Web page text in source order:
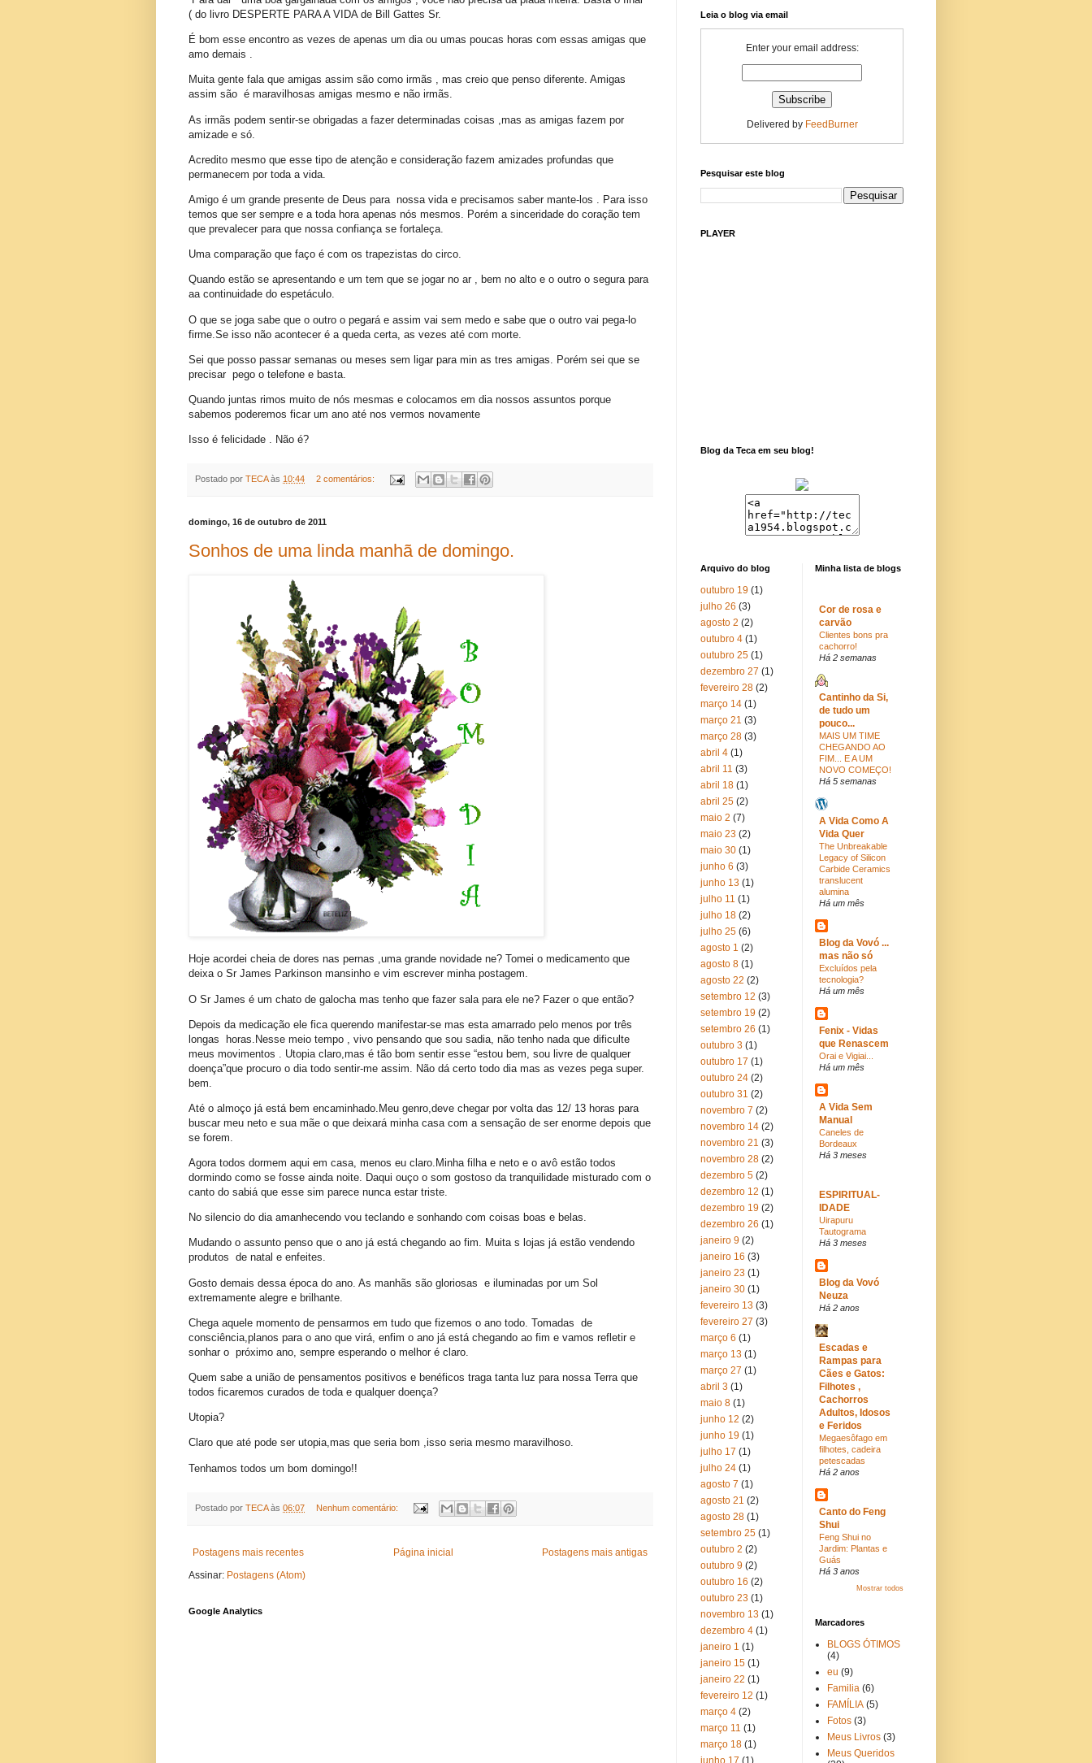
( do livro DESPERTE PARA A VIDA de Bill Gattes Sr.
É bom esse encontro as vezes de apenas um dia ou umas poucas horas com essas amigas que
amo demais .
Muita gente fala que amigas assim são como irmãs , mas creio que penso diferente. Amigas
assim são é maravilhosas amigas mesmo e não irmãs.
As irmãs podem sentir-se obrigadas a fazer determinadas coisas ,mas as amigas fazem por
amizade e só.
Acredito mesmo que esse tipo de atenção e consideração fazem amizades profundas que
permanecem por toda a vida.
Amigo é um grande presente de Deus para nossa vida e precisamos saber mante-los . Para isso
temos que ser sempre e a toda hora apenas nós mesmos. Porém a sinceridade do coração tem
que prevalecer para que nossa confiança se fortaleça.
Uma comparação que faço é com os trapezistas do circo.
Quando estão se apresentando e um tem que se jogar no ar , bem no alto e o outro o segura para
aa continuidade do espetáculo.
O que se joga sabe que o outro o pegará e assim vai sem medo e sabe que o outro vai pega-lo
firme.Se isso não acontecer é a queda certa, as vezes até com morte.
Sei que posso passar semanas ou meses sem ligar para min as tres amigas. Porém sei que se
precisar pego o telefone e basta.
Quando juntas rimos muito de nós mesmas e colocamos em dia nossos assuntos porque
sabemos poderemos ficar um ano até nos vermos novamente
Isso é felicidade . Não é?
Postado por TECA às 10:44 2 comentários:
domingo, 16 de outubro de 2011
Sonhos de uma linda manhã de domingo.
Hoje acordei cheia de dores nas pernas ,uma grande novidade ne? Tomei o medicamento que
deixa o Sr James Parkinson mansinho e vim escrever minha postagem.
O Sr James é um chato de galocha mas tenho que fazer sala para ele ne? Fazer o que então?
Depois da medicação ele fica querendo manifestar-se mas esta amarrado pelo menos por três
longas horas.Nesse meio tempo , vivo pensando que sou sadia, não tenho nada que dificulte
meus movimentos . Utopia claro,mas é tão bom sentir esse “estou bem, sou livre de qualquer
doença”que procuro o dia todo sentir-me assim. Não dá certo todo dia mas as vezes pega super.
bem.
Até o almoço já está bem encaminhado.Meu genro,deve chegar por volta das 12/ 13 horas para
buscar meu neto e sua mãe o que deixará minha casa com a sensação de ser enorme depois que
se forem.
Agora todos dormem aqui em casa, menos eu claro.Minha filha e neto e o avô estão todos
dormindo como se fosse ainda noite. Daqui ouço o som gostoso da tranquilidade misturado com o
canto do sabiá que esse sim parece nunca estar triste.
No silencio do dia amanhecendo vou teclando e sonhando com coisas boas e belas.
Mudando o assunto penso que o ano já está chegando ao fim. Muita s lojas já estão vendendo
produtos de natal e enfeites.
Gosto demais dessa época do ano. As manhãs são gloriosas e iluminadas por um Sol
extremamente alegre e brilhante.
Chega aquele momento de pensarmos em tudo que fizemos o ano todo. Tomadas de
consciência,planos para o ano que virá, enfim o ano já está chegando ao fim e vamos refletir e
sonhar o próximo ano, sempre esperando o melhor é claro.
Quem sabe a união de pensamentos positivos e benéficos traga tanta luz para nossa Terra que
todos ficaremos curados de toda e qualquer doença?
Utopia?
Claro que até pode ser utopia,mas que seria bom ,isso seria mesmo maravilhoso.
Tenhamos todos um bom domingo!!
Postado por TECA às 06:07 Nenhum comentário:
Postagens mais recentes Postagens mais antigas
Página inicial
Assinar: Postagens (Atom)
Google Analytics
Leia o blog via email
Enter your email address:
Delivered by FeedBurner
Pesquisar este blog
PLAYER
Blog da Teca em seu blog!
Arquivo do blog
outubro 19 (1)
julho 26 (3)
agosto 2 (2)
outubro 4 (1)
outubro 25 (1)
dezembro 27 (1)
fevereiro 28 (2)
março 14 (1)
março 21 (3)
março 28 (3)
abril 4 (1)
abril 11 (3)
abril 18 (1)
abril 25 (2)
maio 2 (7)
maio 23 (2)
maio 30 (1)
junho 6 (3)
junho 13 (1)
julho 11 (1)
julho 18 (2)
julho 25 (6)
agosto 1 (2)
agosto 8 (1)
agosto 22 (2)
setembro 12 (3)
setembro 19 (2)
setembro 26 (1)
outubro 3 (1)
outubro 17 (1)
outubro 24 (2)
outubro 31 (2)
novembro 7 (2)
novembro 14 (2)
novembro 21 (3)
novembro 28 (2)
dezembro 5 (2)
dezembro 12 (1)
dezembro 19 (2)
dezembro 26 (1)
janeiro 9 (2)
janeiro 16 (3)
janeiro 23 (1)
janeiro 30 (1)
fevereiro 13 (3)
fevereiro 27 (3)
março 6 (1)
março 13 (1)
março 27 (1)
abril 3 (1)
maio 8 (1)
junho 12 (2)
junho 19 (1)
julho 17 (1)
julho 24 (1)
agosto 7 (1)
agosto 21 (2)
agosto 28 (1)
setembro 25 (1)
outubro 2 (2)
outubro 9 (2)
outubro 16 (2)
outubro 23 (1)
novembro 13 (1)
dezembro 4 (1)
janeiro 1 (1)
janeiro 15 (1)
janeiro 22 (1)
fevereiro 12 (1)
março 4 (2)
março 11 (1)
março 18 (1)
junho 17 (1)
Minha lista de blogs
Cor de rosa e
carvão
Clientes bons pra
cachorro!
Há 2 semanas
Cantinho da Si,
de tudo um
pouco...
MAIS UM TIME
CHEGANDO AO
FIM... E A UM
NOVO COMEÇO!
Há 5 semanas
A Vida Como A
Vida Quer
The Unbreakable
Legacy of Silicon
Carbide Ceramics
translucent
alumina
Há um mês
Blog da Vovó ...
mas não só
Excluídos pela
tecnologia?
Há um mês
Fenix - Vidas
que Renascem
Orai e Vigiai...
Há um mês
A Vida Sem
Manual
Caneles de
Bordeaux
Há 3 meses
ESPIRITUAL-
IDADE
Uirapuru
Tautograma
Há 3 meses
Blog da Vovó
Neuza
Há 2 anos
Escadas e
Rampas para
Cães e Gatos:
Filhotes ,
Cachorros
Adultos, Idosos
e Feridos
Megaesôfago em
filhotes, cadeira
petescadas
Há 2 anos
Canto do Feng
Shui
Feng Shui no
Jardim: Plantas e
Guás
Há 3 anos
Mostrar todos
Marcadores
BLOGS ÓTIMOS
(4)
eu (9)
Familia (6)
FAMÍLIA (5)
Fotos (3)
Meus Livros (3)
Meus Queridos